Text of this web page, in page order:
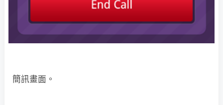
簡訊畫面。